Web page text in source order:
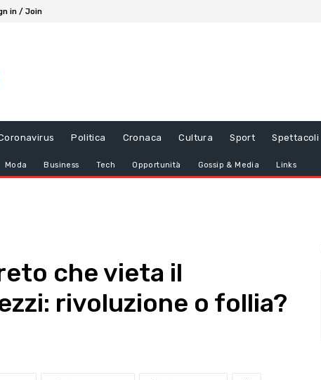
in / Join
Politica Cronaca Cultura Sport Spettacoli
Moda Business Tech Opportunità Gossip & Media Links
che vieta il
rivoluzione o follia?